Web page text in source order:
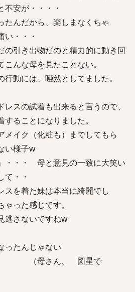
不安が・・・・
たんだから、楽しまなくちゃ
・・・
の引き出物だのと精力的に動き回
んな母を見たことない。
動には、唖然としてました。
スの試着も出来ると言うので、
ることになりました。
メイク（化粧も）までしてもら
い様子w
・・・ 母と意見の一致に大笑い
て・・
スを着た妹は本当に綺麗でし
った感じです。
逃さないですねw
ったんじゃない
ん、 図星で